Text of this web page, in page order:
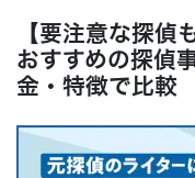
東京都で浮気調査を
よくある質問
● まとめ：なんでも
【要注意な探偵
おすすめの探偵
金・特徴で比較